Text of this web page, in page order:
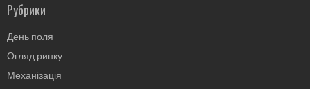
Рубрики
День поля
Огляд ринку
Механізація